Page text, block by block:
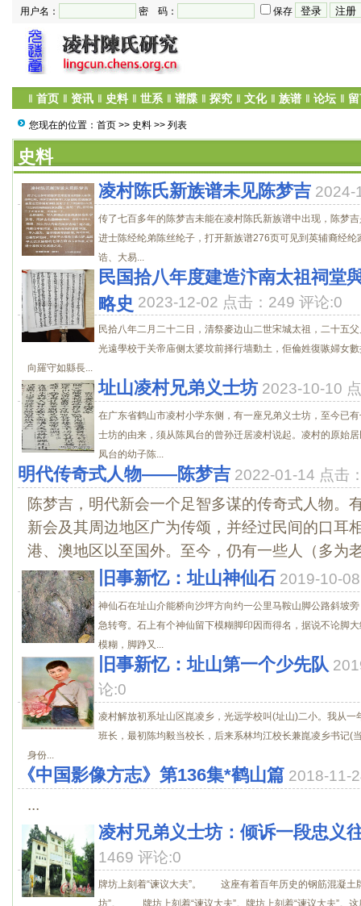
用户名： 密 码： 保存
‖ 首页 ‖ 资讯 ‖ 史料 ‖ 世系 ‖ 谱牒 ‖ 探究 ‖ 文化 ‖ 族谱 ‖ 论坛 ‖
您现在的位置： 首页 >> 史料 >> 列表
史料
凌村陈氏新族谱未见陈梦吉 2024-
传了七百多年的陈梦吉未能在凌村陈氏新族谱中出现，陈梦
进士陈经纶弟陈丝纶子，打开新族谱276页可见到英辅裔经
诰、大易...
民国拾八年度建造汴南太祖祠堂
略史 2023-12-02 点击：249 评论:0
民拾八年二月二十二日，清祭麥边山二世宋城太祖，二十五
光遠學校于关帝庙侧太婆坟前择行墙動土，佢倫姓復嗾婦女
向羅守如縣長...
址山凌村兄弟义士坊 2023-10-10
在广东省鹤山市凌村小学东侧，有一座兄弟义士坊，至今已
士坊的由来，须从陈凤台的曾孙迁居凌村说起。凌村的原始
凤台的幼子陈...
明代传奇式人物――陈梦吉 2022-01-14 点击
陈梦吉，明代新会一个足智多谋的传奇式人物。
新会及其周边地区广为传颂，并经过民间的口耳
港、澳地区以至国外。至今，仍有一些人（多为
旧事新忆：址山神仙石 2019-10-
神仙石在址山介能桥向沙坪方向约一公里马鞍山脚公路斜坡
急转弯。石上有个神仙留下模糊脚印因而得名，据说不论脚
模糊，脚踭又...
旧事新忆：址山第一个少先队
论:0
凌村解放初系址山区崑凌乡，光远学校叫(址山)二小。我从
班长，最初陈均毅当校长，后来系林均江校长兼崑凌乡书记(
身份...
《中国影像方志》第136集*鹤山篇 2018-11-
...
凌村兄弟义士坊：倾诉一段忠义
1469 评论:0
牌坊上刻着“谏议大夫”。 这座有着百年历史的钢筋混凝土
坊”。 牌坊上刻着“谏议大夫”。牌坊上刻着“谏议大夫”。这